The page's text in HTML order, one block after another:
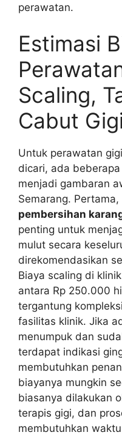
perawatan.
Estimasi
Scaling,
Cabut
Untuk perawatan
dicari, ada
menjadi gambaran
Semarang. Pertama,
pembersihan
penting untuk
mulut secara
direkomendasikan
Biaya scaling di
antara Rp 250.000
tergantung
fasilitas klinik. Jika
menumpuk dan
terdapat indikasi
membutuhkan
biayanya mungkin
biasanya dilakukan
terapis gigi, dan
membutuhkan